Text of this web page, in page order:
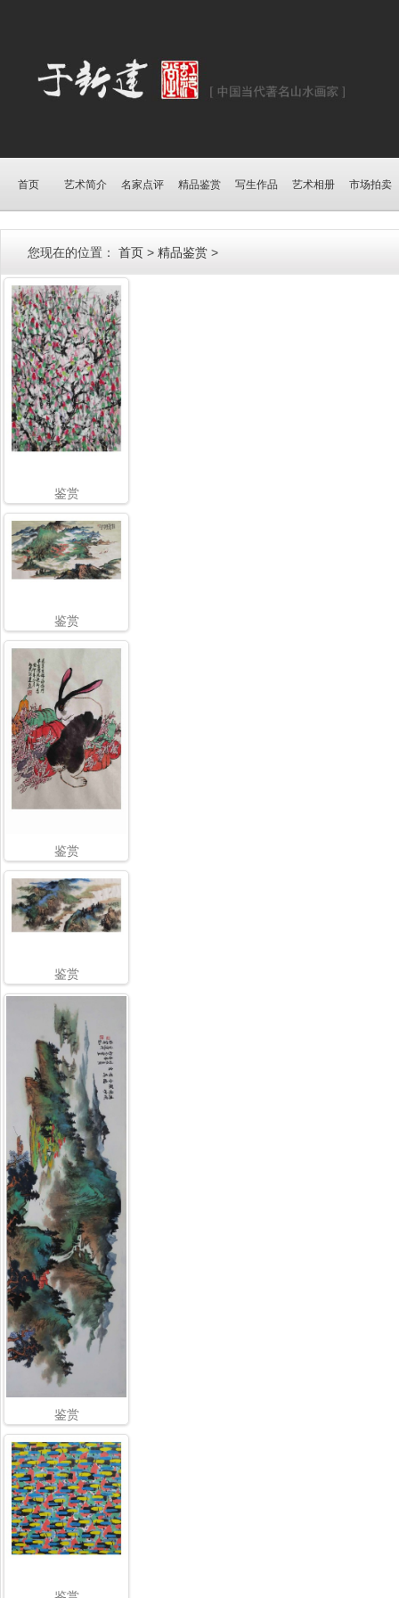
首页 艺术简介 名家点评 精品鉴赏 写生作品 艺术相册 市场拍卖
您现在的位置： 首页 > 精品鉴赏 >
鉴赏
鉴赏
鉴赏
鉴赏
鉴赏